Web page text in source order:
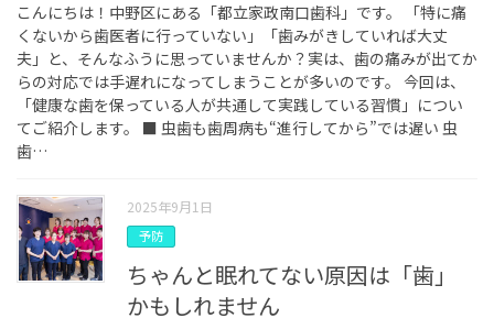
こんにちは！中野区にある「都立家政南口歯科」です。 「特に痛
くないから歯医者に行っていない」「歯みがきしていれば大丈
夫」と、そんなふうに思っていませんか？実は、歯の痛みが出てか
らの対応では手遅れになってしまうことが多いのです。 今回は、
「健康な歯を保っている人が共通して実践している習慣」につい
てご紹介します。 ■ 虫歯も歯周病も“進行してから”では遅い 虫
歯…
2025年9月1日
予防
ちゃんと眠れてない原因は「歯」
かもしれません